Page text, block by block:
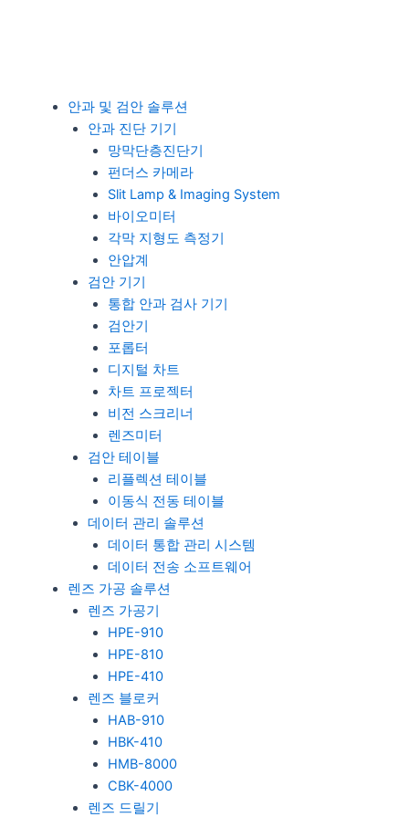
안과 및 검안 솔루션
안과 진단 기기
망막단층진단기
펀더스 카메라
Slit Lamp & Imaging System
바이오미터
각막 지형도 측정기
안압계
검안 기기
통합 안과 검사 기기
검안기
포롭터
디지털 차트
차트 프로젝터
비전 스크리너
렌즈미터
검안 테이블
리플렉션 테이블
이동식 전동 테이블
데이터 관리 솔루션
데이터 통합 관리 시스템
데이터 전송 소프트웨어
렌즈 가공 솔루션
렌즈 가공기
HPE-910
HPE-810
HPE-410
렌즈 블로커
HAB-910
HBK-410
HMB-8000
CBK-4000
렌즈 드릴기